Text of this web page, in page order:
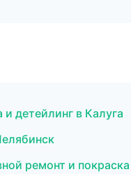
детейлинг в Калуга
ремонт и